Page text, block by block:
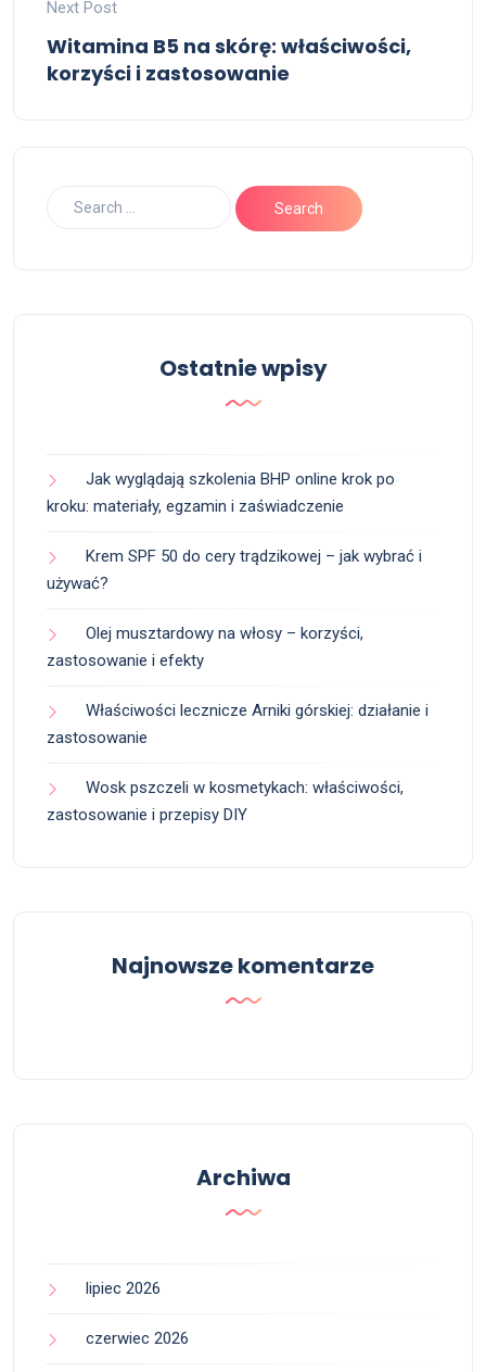
Next Post
Witamina B5 na skórę: właściwości,
korzyści i zastosowanie
Ostatnie wpisy
Jak wyglądają szkolenia BHP online krok po
kroku: materiały, egzamin i zaświadczenie
Krem SPF 50 do cery trądzikowej – jak wybrać i
używać?
Olej musztardowy na włosy – korzyści,
zastosowanie i efekty
Właściwości lecznicze Arniki górskiej: działanie i
zastosowanie
Wosk pszczeli w kosmetykach: właściwości,
zastosowanie i przepisy DIY
Najnowsze komentarze
Archiwa
lipiec 2026
czerwiec 2026